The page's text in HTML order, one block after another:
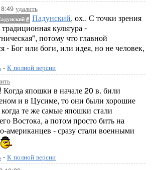
удалить
# Падунский, ох.. С точки зрения
культура -
потому что главной
- Бог или боги, или идея, но не человек,
- К полной версии
япошки в начале 20 в. били
и в Цусиме, то они были хорошие
те же самые япошки стали
Востока, а потом просто бить на
американцев - сразу стали военными
- К полной версии